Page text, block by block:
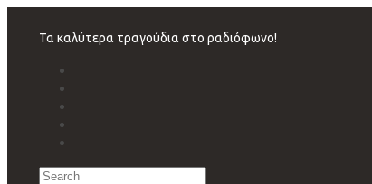
navigation
Τα καλύτερα τραγούδια στο ραδιόφωνο!
Search